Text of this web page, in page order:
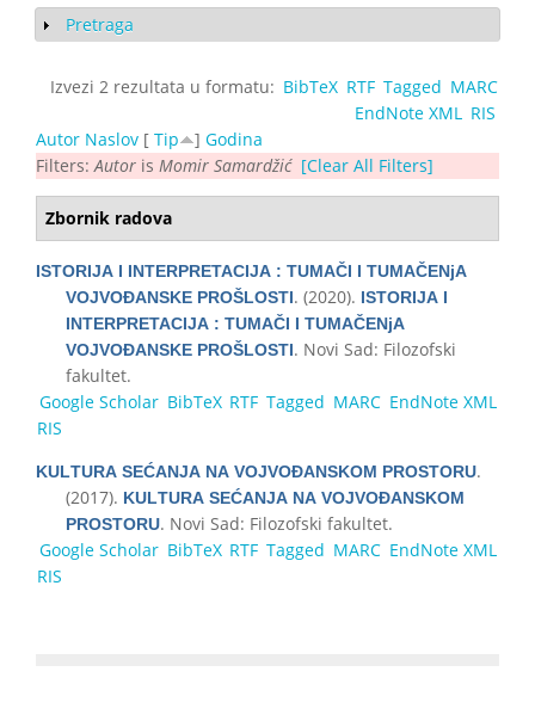
Show
Pretraga
Izvezi 2 rezultata u formatu: BibTeX RTF Tagged MARC
EndNote XML
RIS
Autor Naslov [ Tip ] Godina
Filters: Autor is Моmir Sаmаrdžić [Clear All Filters]
Zbornik radova
ISТОRIЈА I INТЕRPRЕТАCIЈА : ТUМАČI I ТUМАČЕNјА
VОЈVОĐАNSKЕ PRОŠLОSТI. (2020). ISТОRIЈА I
INТЕRPRЕТАCIЈА : ТUМАČI I ТUМАČЕNјА
VОЈVОĐАNSKЕ PRОŠLОSТI. Novi Sad: Filozofski
fakultet.
Google Scholar BibTeX RTF Tagged MARC EndNote XML
RIS
KULТURА SЕĆАNJА NА VОЈVОĐАNSKОМ PRОSТОRU.
(2017). KULТURА SЕĆАNJА NА VОЈVОĐАNSKОМ
PRОSТОRU. Novi Sad: Filozofski fakultet.
Google Scholar BibTeX RTF Tagged MARC EndNote XML
RIS